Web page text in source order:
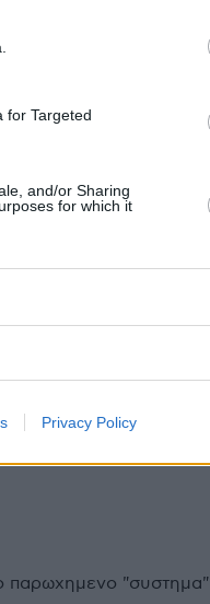
for Targeted
and/or Sharing
for which it
Privacy Policy
και μάθετε πρώτοι
παρωχημενο "συστημα"